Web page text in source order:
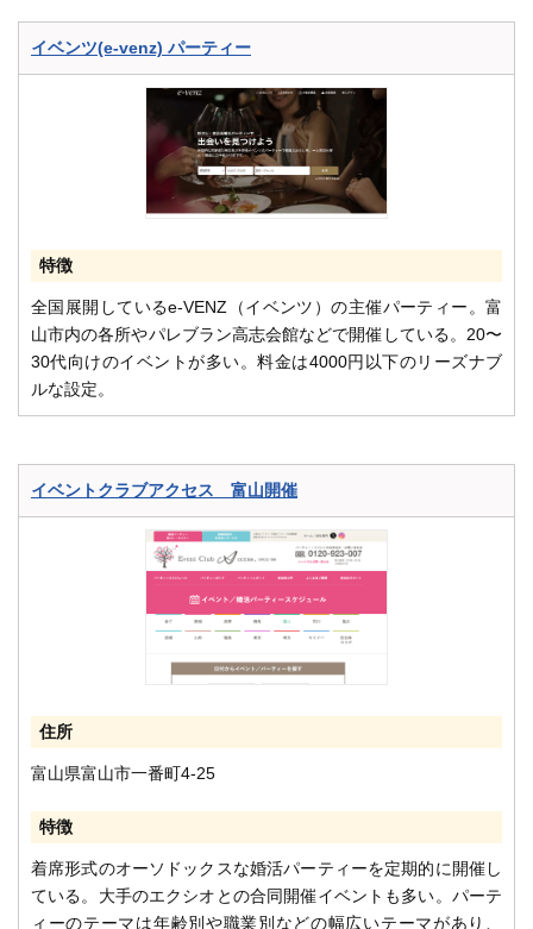
イベンツ(e-venz) パーティー
特徴
全国展開しているe-VENZ（イベンツ）の主催パーティー。富
山市内の各所やパレブラン高志会館などで開催している。20〜
30代向けのイベントが多い。料金は4000円以下のリーズナブ
ルな設定。
イベントクラブアクセス 富山開催
住所
富山県富山市一番町4-25
特徴
着席形式のオーソドックスな婚活パーティーを定期的に開催し
ている。大手のエクシオとの合同開催イベントも多い。パーテ
ィーのテーマは年齢別や職業別などの幅広いテーマがあり、